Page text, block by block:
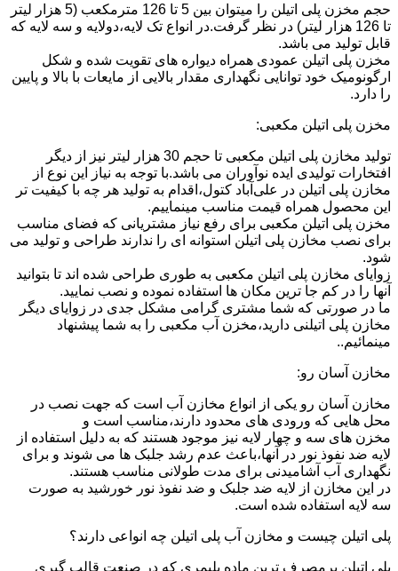
حجم مخزن پلی اتیلن را میتوان بین 5 تا 126 مترمکعب (5 هزار لیتر
تا 126 هزار لیتر) در نظر گرفت.در انواع تک لایه،دولایه و سه لایه که
قابل تولید می باشد.
مخزن پلی اتیلن عمودی همراه دیواره های تقویت شده و شکل
ارگونومیک خود توانایی نگهداری مقدار بالایی از مایعات با بالا و پایین
را دارد.
مخزن پلی اتیلن مکعبی:
تولید مخازن پلی اتیلن مکعبی تا حجم 30 هزار لیتر نیز از دیگر
افتخارات تولیدی ایده نوآوران می باشد.با توجه به نیاز این نوع از
مخازن پلی اتیلن در علی‌آباد کتول،اقدام به تولید هر چه با کیفیت تر
این محصول همراه قیمت مناسب مینماییم.
مخزن پلی اتیلن مکعبی برای رفع نیاز مشتریانی که فضای مناسب
برای نصب مخازن پلی اتیلن استوانه ای را ندارند طراحی و تولید می
شود.
زوایای مخازن پلی اتیلن مکعبی به طوری طراحی شده اند تا بتوانید
آنها را در کم جا ترین مکان ها استفاده نموده و نصب نمایید.
ما در صورتی که شما مشتری گرامی مشکل جدی در زوایای دیگر
مخازن پلی اتیلنی دارید،مخزن آب مکعبی را به شما پیشنهاد
مینمائیم..
مخازن آسان رو:
مخازن آسان رو یکی از انواع مخازن آب است که جهت نصب در
محل هایی که ورودی های محدود دارند،مناسب است و
مخزن های سه و چهار لایه نیز موجود هستند که به دلیل استفاده از
لایه ضد نفوذ نور در آنها،باعث عدم رشد جلبک ها می شوند و برای
نگهداری آب آشامیدنی برای مدت طولانی مناسب هستند.
در این مخازن از لایه ضد جلبک و ضد نفوذ نور خورشید به صورت
سه لایه استفاده شده است.
پلی اتیلن چیست و مخازن آب پلی اتیلن چه انواعی دارند؟
پلی اتیلن پرمصرف ترین ماده پلیمری که در صنعت قالب گیری